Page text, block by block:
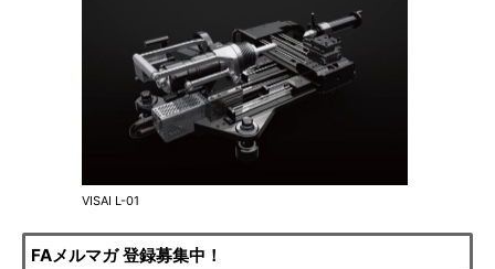
VISAI L-01
FAメルマガ 登録募集中！